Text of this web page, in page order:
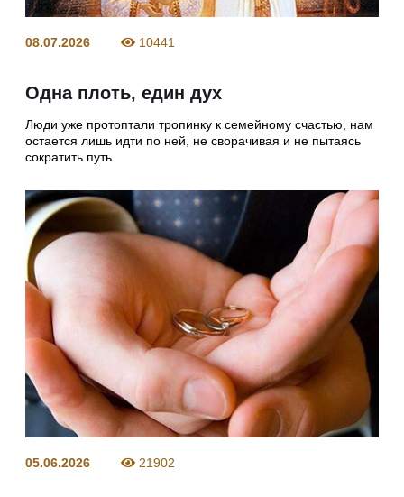
08.07.2026 10441
Одна плоть, един дух
Люди уже протоптали тропинку к семейному счастью, нам
остается лишь идти по ней, не сворачивая и не пытаясь
сократить путь
05.06.2026 21902